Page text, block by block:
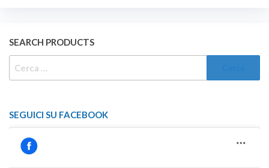
SEARCH PRODUCTS
SEGUICI SU FACEBOOK